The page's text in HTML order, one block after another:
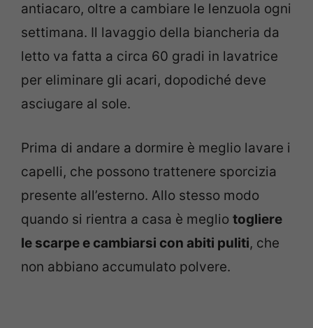
antiacaro, oltre a cambiare le lenzuola ogni
settimana. Il lavaggio della biancheria da
letto va fatta a circa 60 gradi in lavatrice
per eliminare gli acari, dopodiché deve
asciugare al sole.
Prima di andare a dormire è meglio lavare i
capelli, che possono trattenere sporcizia
presente all’esterno. Allo stesso modo
quando si rientra a casa è meglio togliere
le scarpe e cambiarsi con abiti puliti, che
non abbiano accumulato polvere.